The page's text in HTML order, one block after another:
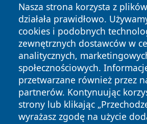
Nasza strona korzysta z
działała prawidłowo.
cookies i podobnych
zewnętrznych dostawców w
analitycznych,
społecznościowych.
przetwarzane również przez
partnerów. Kontynuując
strony lub klikając
wyrażasz zgodę na użycie
Copyright © 2026 24slupsk.pl